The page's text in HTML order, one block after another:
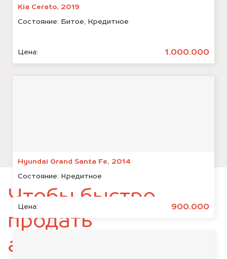
Kia Cerato, 2019
Состояние: Битое, Кредитное
Цена: 1.000.000
Hyundai Grand Santa Fe, 2014
Состояние: Кредитное
Цена: 900.000
Чтобы быстро
продать
автомобиль,